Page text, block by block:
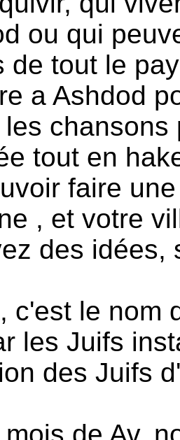
ou qui
de tout le
a Ashdod
tout en
faire
, et votre
des idées,
c'est le nom
les Juifs
des Juifs